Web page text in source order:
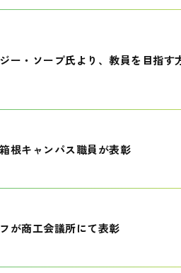
ー・ソープ氏より、教員を目指
根キャンパス職員が表彰
が商工会議所にて表彰